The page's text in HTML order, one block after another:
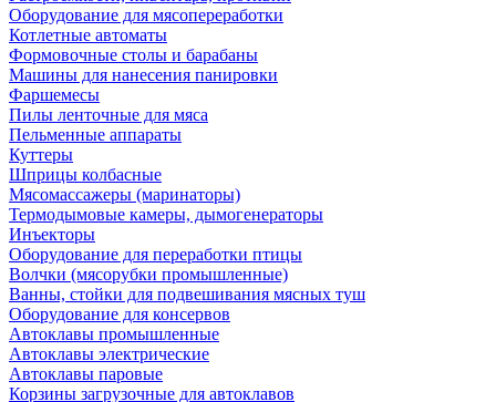
Оборудование для мясопереработки
Котлетные автоматы
Формовочные столы и барабаны
Машины для нанесения панировки
Фаршемесы
Пилы ленточные для мяса
Пельменные аппараты
Куттеры
Шприцы колбасные
Мясомассажеры (маринаторы)
Термодымовые камеры, дымогенераторы
Инъекторы
Оборудование для переработки птицы
Волчки (мясорубки промышленные)
Ванны, стойки для подвешивания мясных туш
Оборудование для консервов
Автоклавы промышленные
Автоклавы электрические
Автоклавы паровые
Корзины загрузочные для автоклавов